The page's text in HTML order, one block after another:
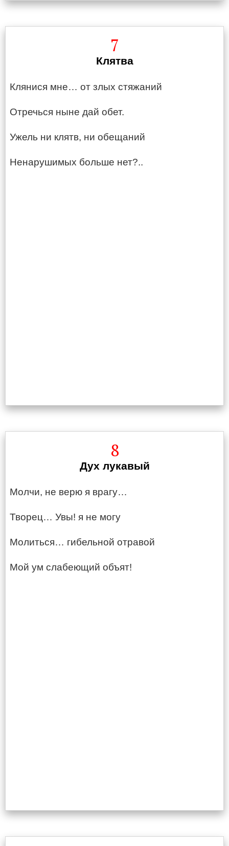
7
Клятва
Клянися мне… от злых стяжаний
Отречься ныне дай обет.
Ужель ни клятв, ни обещаний
Ненарушимых больше нет?..
8
Дух лукавый
Молчи, не верю я врагу…
Творец… Увы! я не могу
Молиться… гибельной отравой
Мой ум слабеющий объят!